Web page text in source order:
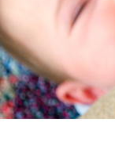
Kviss
Podden
Anmäl till
Föreslå nyord
Annonsera